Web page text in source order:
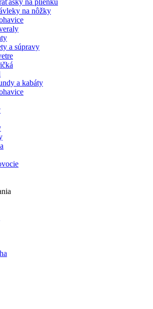
na nôžky
a súpravy
a kabáty